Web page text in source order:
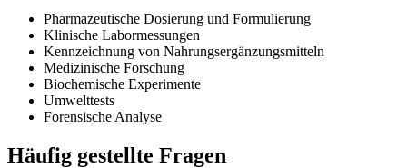
Pharmazeutische Dosierung und Formulierung
Klinische Labormessungen
Kennzeichnung von Nahrungsergänzungsmitteln
Medizinische Forschung
Biochemische Experimente
Umwelttests
Forensische Analyse
Häufig gestellte Fragen